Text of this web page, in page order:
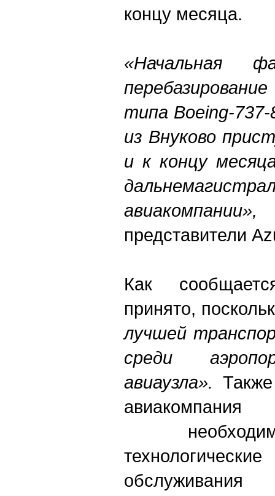
концу месяца.
«Начальная
типа Boeing-
из Внуково
и к концу
авиакомпании»,
представители
Как
принято,
лучшей
среди
авиаузла».